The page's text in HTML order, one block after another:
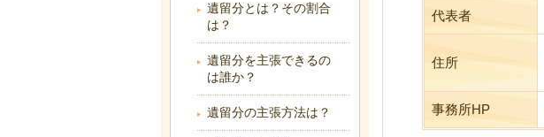
代表者
住所
事務所HP
遺留分とは？その割合
は？
遺留分を主張できるの
は誰か？
遺留分の主張方法は？